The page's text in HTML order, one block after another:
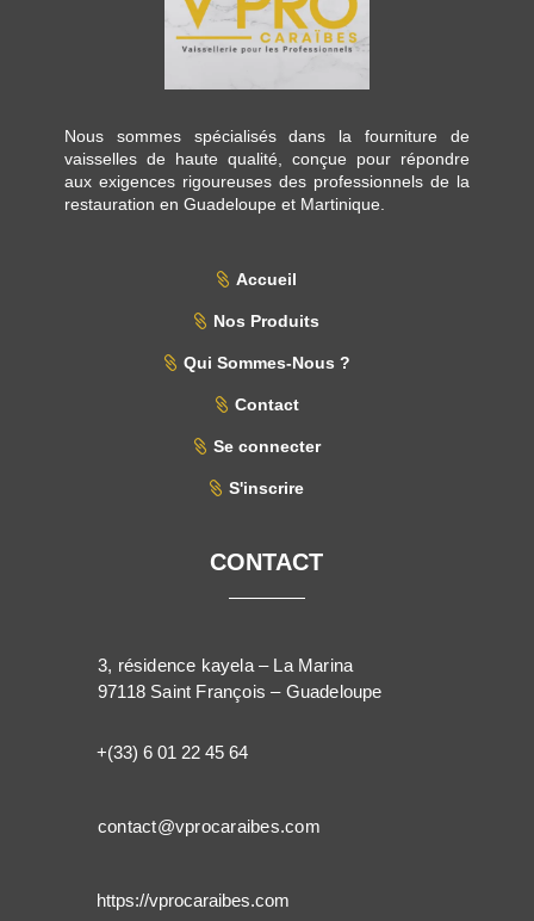
Nous sommes spécialisés dans la fourniture de
vaisselles de haute qualité, conçue pour répondre
aux exigences rigoureuses des professionnels de la
restauration en Guadeloupe et Martinique.
Accueil
Nos Produits
Qui Sommes-Nous ?
Contact
Se connecter
S'inscrire
CONTACT
3, résidence kayela – La Marina
97118 Saint François – Guadeloupe
+(33) 6 01 22 45 64
contact@vprocaraibes.com
https://vprocaraibes.com